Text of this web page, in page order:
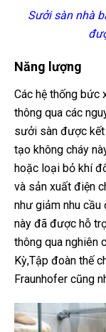
Sưởi sàn nhà
Năng lượng
Các hệ thống bức
thông qua các
sưởi sàn được
tạo không cháy
hoặc loại bỏ khí
và sản xuất điện
như giảm nhu
này đã được hỗ
thông qua nghiên
Kỳ,Tập đoàn thế
Fraunhofer cũng